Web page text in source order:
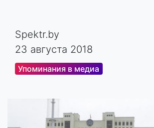
Spektr.by
23 августа 2018
Упоминания в медиа